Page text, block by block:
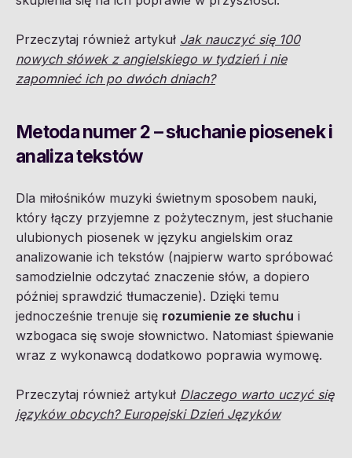
Przeczytaj również artykuł Jak nauczyć się 100
nowych słówek z angielskiego w tydzień i nie
zapomnieć ich po dwóch dniach?
Metoda numer 2 – słuchanie piosenek i
analiza tekstów
Dla miłośników muzyki świetnym sposobem nauki,
który łączy przyjemne z pożytecznym, jest słuchanie
ulubionych piosenek w języku angielskim oraz
analizowanie ich tekstów (najpierw warto spróbować
samodzielnie odczytać znaczenie słów, a dopiero
później sprawdzić tłumaczenie). Dzięki temu
jednocześnie trenuje się rozumienie ze słuchu i
wzbogaca się swoje słownictwo. Natomiast śpiewanie
wraz z wykonawcą dodatkowo poprawia wymowę.
Przeczytaj również artykuł Dlaczego warto uczyć się
języków obcych? Europejski Dzień Języków